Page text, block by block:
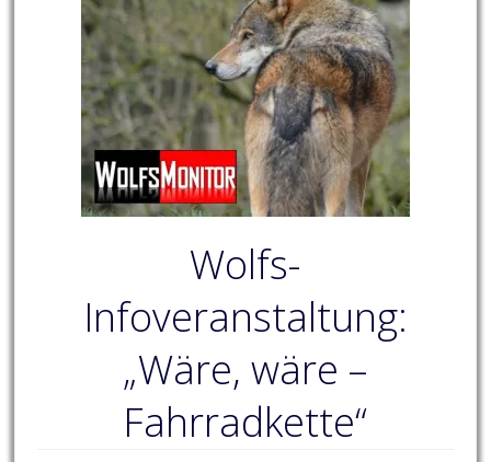
Wolfs-
Infoveranstaltung:
„Wäre, wäre –
Fahrradkette“